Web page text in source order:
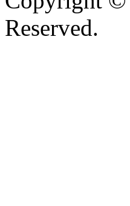
Reserved.